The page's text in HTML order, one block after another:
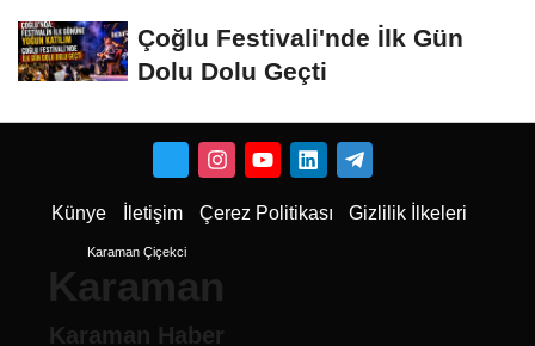
Çoğlu Festivali'nde İlk Gün
Dolu Dolu Geçti
Künye İletişim Çerez Politikası Gizlilik İlkeleri
Karaman Çiçekci
Karaman
Karaman Haber